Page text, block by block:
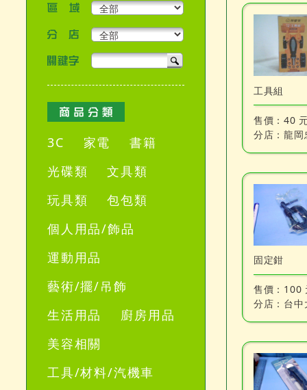
區域
分店
關鍵字 產品搜尋
3C 家電
書籍
光碟類
文具類
玩具類
包包類
個人用品/飾品
運動用品
藝術/擺/吊飾
生活用品
廚房用品
美容相關
工具/材料/汽機車
工具組
售價：40
分店：龍岡
固定鉗
售價： 100
分店： 台中